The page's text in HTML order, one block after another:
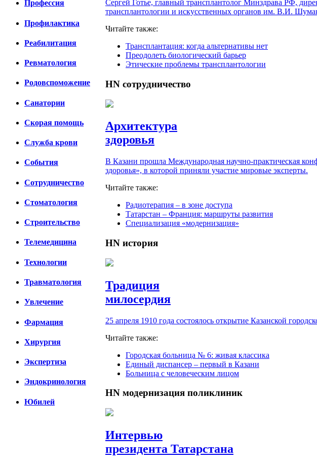
Профессия
Профилактика
Реабилитация
Ревматология
Родовспоможение
Санатории
Скорая помощь
Cлужба крови
События
Сотрудничество
Стоматология
Строительство
Телемедицина
Технологии
Травматология
Увлечение
Фармация
Хирургия
Экспертиза
Эндокринология
Юбилей
Сергей Готье, главный трансплантолог Минздрава РФ,
трансплантологии и искусственных органов им. В.И.
Читайте также:
Трансплантация: когда альтернативы нет
Преодолеть биологический барьер
Этические проблемы трансплантологии
HN сотрудничество
Архитектура
здоровья
В Казани прошла Международная научно-практическая
здоровья», в которой приняли участие мировые эксперты.
Читайте также:
Радиотерапия – в зоне доступа
Татарстан – Франция: маршруты развития
Специализация «модернизация»
HN история
Традиция
милосердия
25 апреля 1910 года состоялось открытие Казанской
Читайте также:
Городская больница № 6: живая классика
Единый диспансер – первый в Казани
Больница с человеческим лицом
HN модернизация поликлиник
Интервью
президента Татарстана